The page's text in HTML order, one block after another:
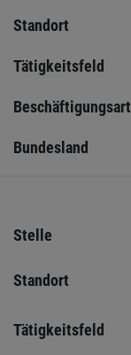
Standort
Tätigkeitsfeld
Beschäftigungsart
Bundesland
Stelle
Standort
Tätigkeitsfeld